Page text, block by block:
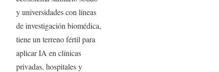
y universidades con líneas
de investigación biomédica,
tiene un terreno fértil para
aplicar IA en clínicas
privadas, hospitales y